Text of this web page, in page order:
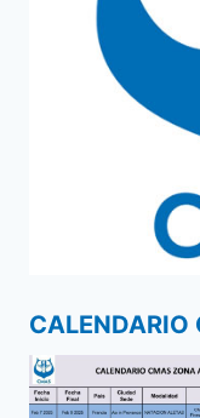
CALENDARIO